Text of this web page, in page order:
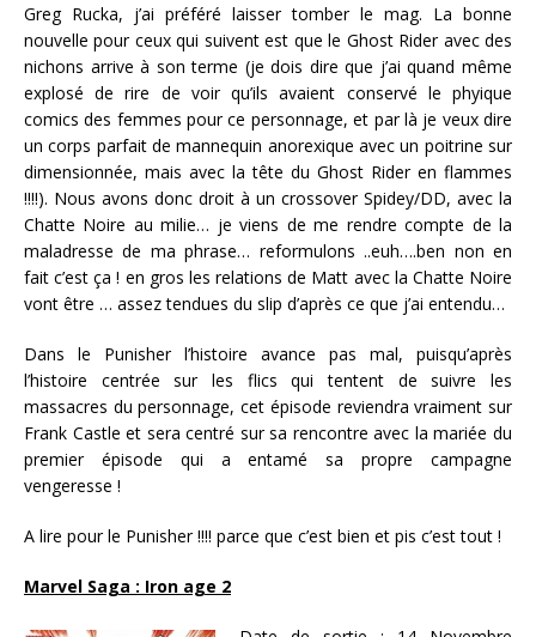
Greg Rucka, j’ai préféré laisser tomber le mag. La bonne
nouvelle pour ceux qui suivent est que le Ghost Rider avec des
nichons arrive à son terme (je dois dire que j’ai quand même
explosé de rire de voir qu’ils avaient conservé le phyique
comics des femmes pour ce personnage, et par là je veux dire
un corps parfait de mannequin anorexique avec un poitrine sur
dimensionnée, mais avec la tête du Ghost Rider en flammes
!!!!). Nous avons donc droit à un crossover Spidey/DD, avec la
Chatte Noire au milie… je viens de me rendre compte de la
maladresse de ma phrase… reformulons ..euh….ben non en
fait c’est ça ! en gros les relations de Matt avec la Chatte Noire
vont être … assez tendues du slip d’après ce que j’ai entendu…
Dans le Punisher l’histoire avance pas mal, puisqu’après
l’histoire centrée sur les flics qui tentent de suivre les
massacres du personnage, cet épisode reviendra vraiment sur
Frank Castle et sera centré sur sa rencontre avec la mariée du
premier épisode qui a entamé sa propre campagne
vengeresse !
A lire pour le Punisher !!!! parce que c’est bien et pis c’est tout !
Marvel Saga : Iron age 2